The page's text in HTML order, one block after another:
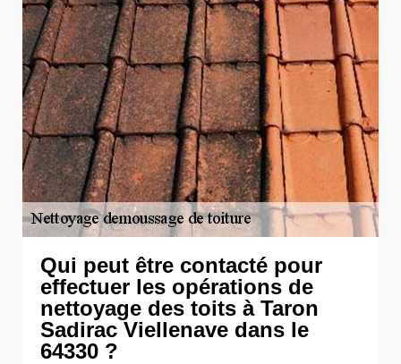
Qui peut être contacté pour
effectuer les opérations de
nettoyage des toits à Taron
Sadirac Viellenave dans le
64330 ?